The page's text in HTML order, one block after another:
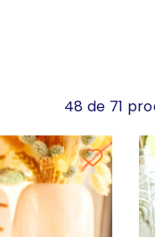
48 de 71